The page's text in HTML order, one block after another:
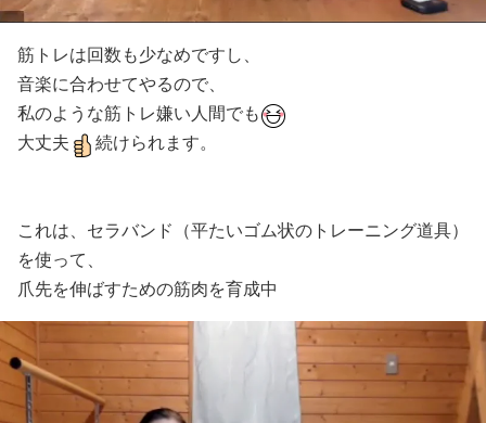
筋トレは回数も少なめですし、
音楽に合わせてやるので、
私のような筋トレ嫌い人間でも
大丈夫
続けられます。
これは、セラバンド（平たいゴム状のトレーニング道具）
を使って、
爪先を伸ばすための筋肉を育成中